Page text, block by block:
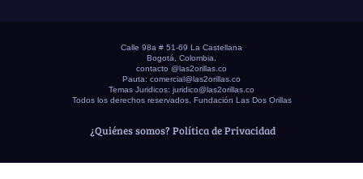
Calle 98a # 51-69 La Castellana
Bogotá, Colombia.
contacto @las2orillas.co
Pauta: comercial@las2orillas.co
Temas Juridicos: juridico@las2orillas.co
Todos los derechos reservados. Fundación Las Dos Orillas
¿Quiénes somos? Política de Privacidad